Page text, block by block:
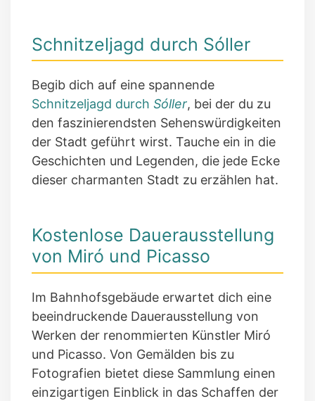
Schnitzeljagd durch Sóller
Begib dich auf eine spannende
Schnitzeljagd durch Sóller, bei der du zu
den faszinierendsten Sehenswürdigkeiten
der Stadt geführt wirst. Tauche ein in die
Geschichten und Legenden, die jede Ecke
dieser charmanten Stadt zu erzählen hat.
Kostenlose Dauerausstellung
von Miró und Picasso
Im Bahnhofsgebäude erwartet dich eine
beeindruckende Dauerausstellung von
Werken der renommierten Künstler Miró
und Picasso. Von Gemälden bis zu
Fotografien bietet diese Sammlung einen
einzigartigen Einblick in das Schaffen der